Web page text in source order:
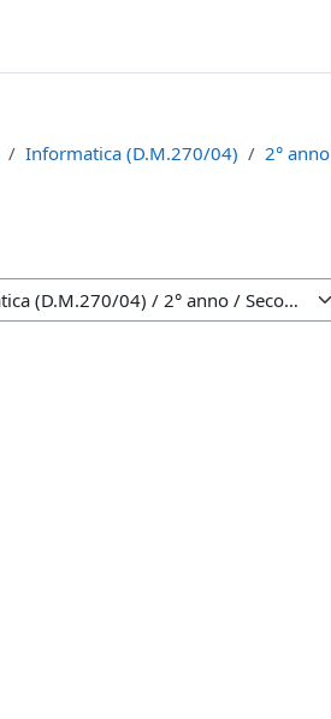
Informatica (D.M.270/04)
2° anno